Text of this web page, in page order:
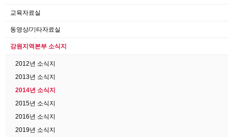
교육자료실
동영상/기타자료실
강원지역본부 소식지
2012년 소식지
2013년 소식지
2014년 소식지
2015년 소식지
2016년 소식지
2019년 소식지